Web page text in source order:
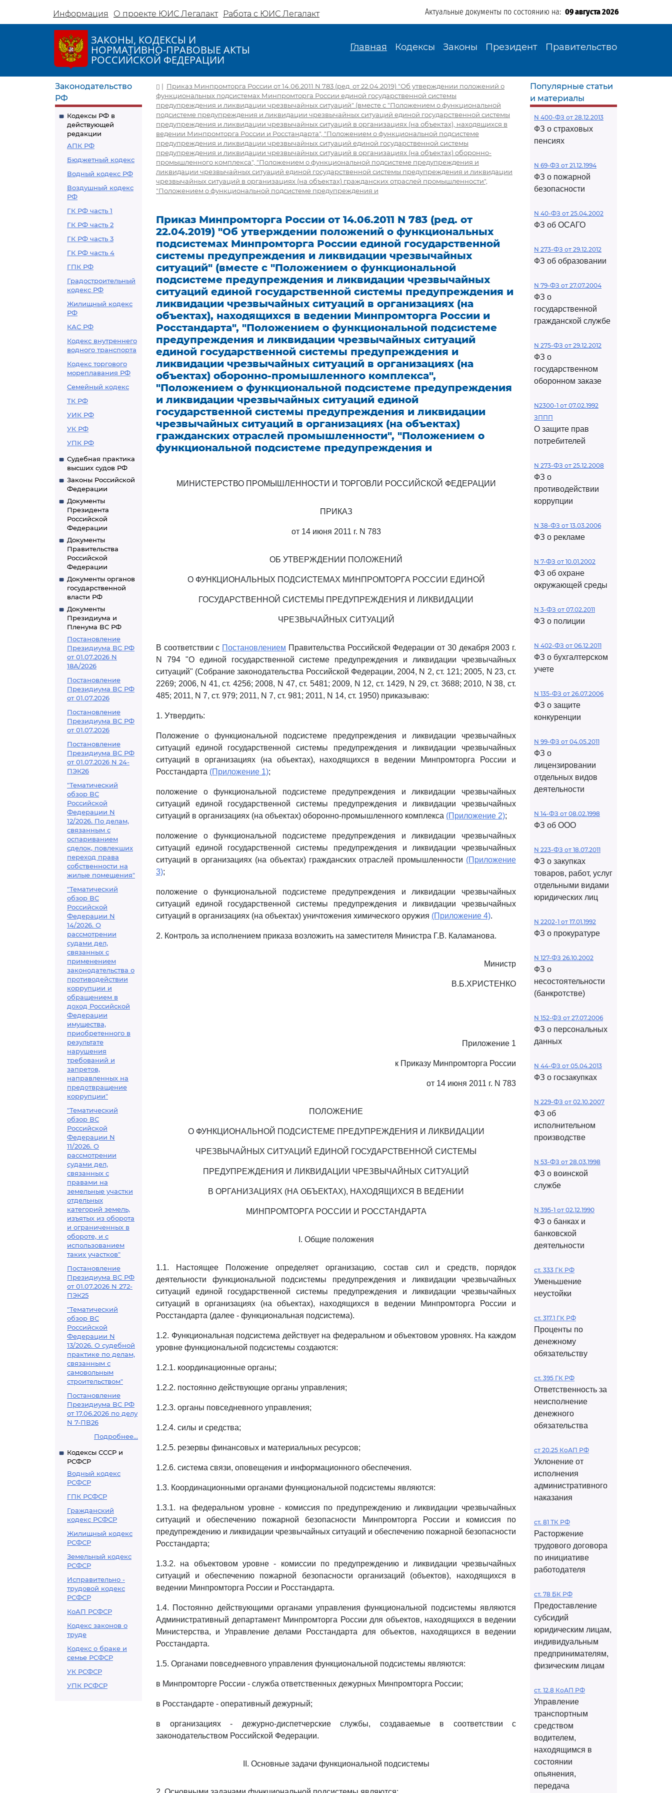
Информация О проекте ЮИС Легалакт Работа с ЮИС Легалакт Актуальные документы по состоянию на: 09 августа 2026
ЗАКОНЫ, КОДЕКСЫ И
НОРМАТИВНО-ПРАВОВЫЕ АКТЫ
РОССИЙСКОЙ ФЕДЕРАЦИИ
Главная Кодексы Законы Президент Правительство
Законодательство
РФ
Кодексы РФ в
действующей
редакции
АПК РФ
Бюджетный кодекс
Водный кодекс РФ
Воздушный кодекс
РФ
ГК РФ часть 1
ГК РФ часть 2
ГК РФ часть 3
ГК РФ часть 4
ГПК РФ
Градостроительный
кодекс РФ
Жилищный кодекс
РФ
КАС РФ
Кодекс внутреннего
водного транспорта
Кодекс торгового
мореплавания РФ
Семейный кодекс
ТК РФ
УИК РФ
УК РФ
УПК РФ
Судебная практика
высших судов РФ
Законы Российской
Федерации
Документы
Президента
Российской
Федерации
Документы
Правительства
Российской
Федерации
Документы органов
государственной
власти РФ
Документы
Президиума и
Пленума ВС РФ
Постановление
Президиума ВС РФ
от 01.07.2026 N
18А/2026
Постановление
Президиума ВС РФ
от 01.07.2026
Постановление
Президиума ВС РФ
от 01.07.2026
Постановление
Президиума ВС РФ
от 01.07.2026 N 24-
ПЭК26
"Тематический
обзор ВС
Российской
Федерации N
12/2026. По делам,
связанным с
оспариванием
сделок, повлекших
переход права
собственности на
жилые помещения"
"Тематический
обзор ВС
Российской
Федерации N
14/2026. О
рассмотрении
судами дел,
связанных с
применением
законодательства о
противодействии
коррупции и
обращением в
доход Российской
Федерации
имущества,
приобретенного в
результате
нарушения
требований и
запретов,
направленных на
предотвращение
коррупции"
"Тематический
обзор ВС
Российской
Федерации N
11/2026. О
рассмотрении
судами дел,
связанных с
правами на
земельные участки
отдельных
категорий земель,
изъятых из оборота
и ограниченных в
обороте, и с
использованием
таких участков"
Постановление
Президиума ВС РФ
от 01.07.2026 N 272-
ПЭК25
"Тематический
обзор ВС
Российской
Федерации N
13/2026. О судебной
практике по делам,
связанным с
самовольным
строительством"
Постановление
Президиума ВС РФ
от 17.06.2026 по делу
N 7-ПВ26
Подробнее...
Кодексы СССР и
РСФСР
Водный кодекс
РСФСР
ГПК РСФСР
Гражданский
кодекс РСФСР
Жилищный кодекс
РСФСР
Земельный кодекс
РСФСР
Исправительно -
трудовой кодекс
РСФСР
КоАП РСФСР
Кодекс законов о
труде
Кодекс о браке и
семье РСФСР
УК РСФСР
УПК РСФСР
| Приказ Минпромторга России от 14.06.2011 N 783 (ред. от 22.04.2019) "Об утверждении положений о
функциональных подсистемах Минпромторга России единой государственной системы
предупреждения и ликвидации чрезвычайных ситуаций" (вместе с "Положением о функциональной
подсистеме предупреждения и ликвидации чрезвычайных ситуаций единой государственной системы
предупреждения и ликвидации чрезвычайных ситуаций в организациях (на объектах), находящихся в
ведении Минпромторга России и Росстандарта", "Положением о функциональной подсистеме
предупреждения и ликвидации чрезвычайных ситуаций единой государственной системы
предупреждения и ликвидации чрезвычайных ситуаций в организациях (на объектах) оборонно-
промышленного комплекса", "Положением о функциональной подсистеме предупреждения и
ликвидации чрезвычайных ситуаций единой государственной системы предупреждения и ликвидации
чрезвычайных ситуаций в организациях (на объектах) гражданских отраслей промышленности",
"Положением о функциональной подсистеме предупреждения и
Приказ Минпромторга России от 14.06.2011 N 783 (ред. от
22.04.2019) "Об утверждении положений о функциональных
подсистемах Минпромторга России единой государственной
системы предупреждения и ликвидации чрезвычайных
ситуаций" (вместе с "Положением о функциональной
подсистеме предупреждения и ликвидации чрезвычайных
ситуаций единой государственной системы предупреждения и
ликвидации чрезвычайных ситуаций в организациях (на
объектах), находящихся в ведении Минпромторга России и
Росстандарта", "Положением о функциональной подсистеме
предупреждения и ликвидации чрезвычайных ситуаций
единой государственной системы предупреждения и
ликвидации чрезвычайных ситуаций в организациях (на
объектах) оборонно-промышленного комплекса",
"Положением о функциональной подсистеме предупреждения
и ликвидации чрезвычайных ситуаций единой
государственной системы предупреждения и ликвидации
чрезвычайных ситуаций в организациях (на объектах)
гражданских отраслей промышленности", "Положением о
функциональной подсистеме предупреждения и
МИНИСТЕРСТВО ПРОМЫШЛЕННОСТИ И ТОРГОВЛИ РОССИЙСКОЙ ФЕДЕРАЦИИ
ПРИКАЗ
от 14 июня 2011 г. N 783
ОБ УТВЕРЖДЕНИИ ПОЛОЖЕНИЙ
О ФУНКЦИОНАЛЬНЫХ ПОДСИСТЕМАХ МИНПРОМТОРГА РОССИИ ЕДИНОЙ
ГОСУДАРСТВЕННОЙ СИСТЕМЫ ПРЕДУПРЕЖДЕНИЯ И ЛИКВИДАЦИИ
ЧРЕЗВЫЧАЙНЫХ СИТУАЦИЙ
В соответствии с Постановлением Правительства Российской Федерации от 30 декабря 2003 г.
N 794 "О единой государственной системе предупреждения и ликвидации чрезвычайных
ситуаций" (Собрание законодательства Российской Федерации, 2004, N 2, ст. 121; 2005, N 23, ст.
2269; 2006, N 41, ст. 4256; 2008, N 47, ст. 5481; 2009, N 12, ст. 1429, N 29, ст. 3688; 2010, N 38, ст.
485; 2011, N 7, ст. 979; 2011, N 7, ст. 981; 2011, N 14, ст. 1950) приказываю:
1. Утвердить:
Положение о функциональной подсистеме предупреждения и ликвидации чрезвычайных
ситуаций единой государственной системы предупреждения и ликвидации чрезвычайных
ситуаций в организациях (на объектах), находящихся в ведении Минпромторга России и
Росстандарта (Приложение 1);
положение о функциональной подсистеме предупреждения и ликвидации чрезвычайных
ситуаций единой государственной системы предупреждения и ликвидации чрезвычайных
ситуаций в организациях (на объектах) оборонно-промышленного комплекса (Приложение 2);
положение о функциональной подсистеме предупреждения и ликвидации чрезвычайных
ситуаций единой государственной системы предупреждения и ликвидации чрезвычайных
ситуаций в организациях (на объектах) гражданских отраслей промышленности (Приложение
3);
положение о функциональной подсистеме предупреждения и ликвидации чрезвычайных
ситуаций единой государственной системы предупреждения и ликвидации чрезвычайных
ситуаций в организациях (на объектах) уничтожения химического оружия (Приложение 4).
2. Контроль за исполнением приказа возложить на заместителя Министра Г.В. Каламанова.
Министр
В.Б.ХРИСТЕНКО
Приложение 1
к Приказу Минпромторга России
от 14 июня 2011 г. N 783
ПОЛОЖЕНИЕ
О ФУНКЦИОНАЛЬНОЙ ПОДСИСТЕМЕ ПРЕДУПРЕЖДЕНИЯ И ЛИКВИДАЦИИ
ЧРЕЗВЫЧАЙНЫХ СИТУАЦИЙ ЕДИНОЙ ГОСУДАРСТВЕННОЙ СИСТЕМЫ
ПРЕДУПРЕЖДЕНИЯ И ЛИКВИДАЦИИ ЧРЕЗВЫЧАЙНЫХ СИТУАЦИЙ
В ОРГАНИЗАЦИЯХ (НА ОБЪЕКТАХ), НАХОДЯЩИХСЯ В ВЕДЕНИИ
МИНПРОМТОРГА РОССИИ И РОССТАНДАРТА
I. Общие положения
1.1. Настоящее Положение определяет организацию, состав сил и средств, порядок
деятельности функциональной подсистемы предупреждения и ликвидации чрезвычайных
ситуаций единой государственной системы предупреждения и ликвидации чрезвычайных
ситуаций в организациях (на объектах), находящихся в ведении Минпромторга России и
Росстандарта (далее - функциональная подсистема).
1.2. Функциональная подсистема действует на федеральном и объектовом уровнях. На каждом
уровне функциональной подсистемы создаются:
1.2.1. координационные органы;
1.2.2. постоянно действующие органы управления;
1.2.3. органы повседневного управления;
1.2.4. силы и средства;
1.2.5. резервы финансовых и материальных ресурсов;
1.2.6. система связи, оповещения и информационного обеспечения.
1.3. Координационными органами функциональной подсистемы являются:
1.3.1. на федеральном уровне - комиссия по предупреждению и ликвидации чрезвычайных
ситуаций и обеспечению пожарной безопасности Минпромторга России и комиссия по
предупреждению и ликвидации чрезвычайных ситуаций и обеспечению пожарной безопасности
Росстандарта;
1.3.2. на объектовом уровне - комиссии по предупреждению и ликвидации чрезвычайных
ситуаций и обеспечению пожарной безопасности организаций (объектов), находящихся в
ведении Минпромторга России и Росстандарта.
1.4. Постоянно действующими органами управления функциональной подсистемы являются
Административный департамент Минпромторга России для объектов, находящихся в ведении
Министерства, и Управление делами Росстандарта для объектов, находящихся в ведении
Росстандарта.
1.5. Органами повседневного управления функциональной подсистемы являются:
в Минпромторге России - служба ответственных дежурных Минпромторга России;
в Росстандарте - оперативный дежурный;
в организациях - дежурно-диспетчерские службы, создаваемые в соответствии с
законодательством Российской Федерации.
II. Основные задачи функциональной подсистемы
Популярные статьи
и материалы
N 400-ФЗ от 28.12.2013
ФЗ о страховых
пенсиях
N 69-ФЗ от 21.12.1994
ФЗ о пожарной
безопасности
N 40-ФЗ от 25.04.2002
ФЗ об ОСАГО
N 273-ФЗ от 29.12.2012
ФЗ об образовании
N 79-ФЗ от 27.07.2004
ФЗ о
государственной
гражданской службе
N 275-ФЗ от 29.12.2012
ФЗ о
государственном
оборонном заказе
N2300-1 от 07.02.1992
ЗППП
О защите прав
потребителей
N 273-ФЗ от 25.12.2008
ФЗ о
противодействии
коррупции
N 38-ФЗ от 13.03.2006
ФЗ о рекламе
N 7-ФЗ от 10.01.2002
ФЗ об охране
окружающей среды
N 3-ФЗ от 07.02.2011
ФЗ о полиции
N 402-ФЗ от 06.12.2011
ФЗ о бухгалтерском
учете
N 135-ФЗ от 26.07.2006
ФЗ о защите
конкуренции
N 99-ФЗ от 04.05.2011
ФЗ о
лицензировании
отдельных видов
деятельности
N 14-ФЗ от 08.02.1998
ФЗ об ООО
N 223-ФЗ от 18.07.2011
ФЗ о закупках
товаров, работ, услуг
отдельными видами
юридических лиц
N 2202-1 от 17.01.1992
ФЗ о прокуратуре
N 127-ФЗ 26.10.2002
ФЗ о
несостоятельности
(банкротстве)
N 152-ФЗ от 27.07.2006
ФЗ о персональных
данных
N 44-ФЗ от 05.04.2013
ФЗ о госзакупках
N 229-ФЗ от 02.10.2007
ФЗ об
исполнительном
производстве
N 53-ФЗ от 28.03.1998
ФЗ о воинской
службе
N 395-1 от 02.12.1990
ФЗ о банках и
банковской
деятельности
ст. 333 ГК РФ
Уменьшение
неустойки
ст. 317.1 ГК РФ
Проценты по
денежному
обязательству
ст. 395 ГК РФ
Ответственность за
неисполнение
денежного
обязательства
ст 20.25 КоАП РФ
Уклонение от
исполнения
административного
наказания
ст. 81 ТК РФ
Расторжение
трудового договора
по инициативе
работодателя
ст. 78 БК РФ
Предоставление
субсидий
юридическим лицам,
индивидуальным
предпринимателям,
физическим лицам
ст. 12.8 КоАП РФ
Управление
транспортным
средством
водителем,
находящимся в
состоянии
опьянения,
передача